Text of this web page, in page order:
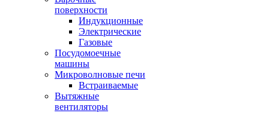
поверхности
Индукционные
Электрические
Газовые
Посудомоечные
машины
Микроволновые печи
Встраиваемые
Вытяжные
вентиляторы